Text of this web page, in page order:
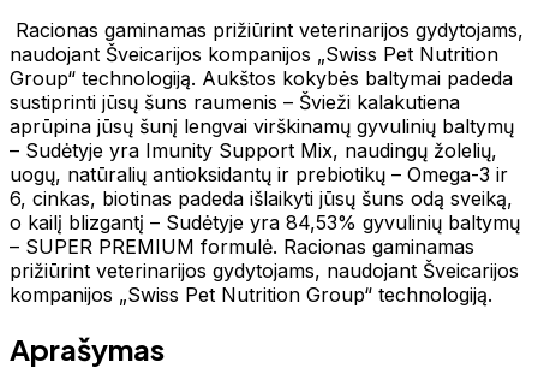
Racionas gaminamas prižiūrint veterinarijos gydytojams,
naudojant Šveicarijos kompanijos „Swiss Pet Nutrition
Group“ technologiją. Aukštos kokybės baltymai padeda
sustiprinti jūsų šuns raumenis – Švieži kalakutiena
aprūpina jūsų šunį lengvai virškinamų gyvulinių baltymų
– Sudėtyje yra Imunity Support Mix, naudingų žolelių,
uogų, natūralių antioksidantų ir prebiotikų – Omega-3 ir
6, cinkas, biotinas padeda išlaikyti jūsų šuns odą sveiką,
o kailį blizgantį – Sudėtyje yra 84,53% gyvulinių baltymų
– SUPER PREMIUM formulė. Racionas gaminamas
prižiūrint veterinarijos gydytojams, naudojant Šveicarijos
kompanijos „Swiss Pet Nutrition Group“ technologiją.
Aprašymas